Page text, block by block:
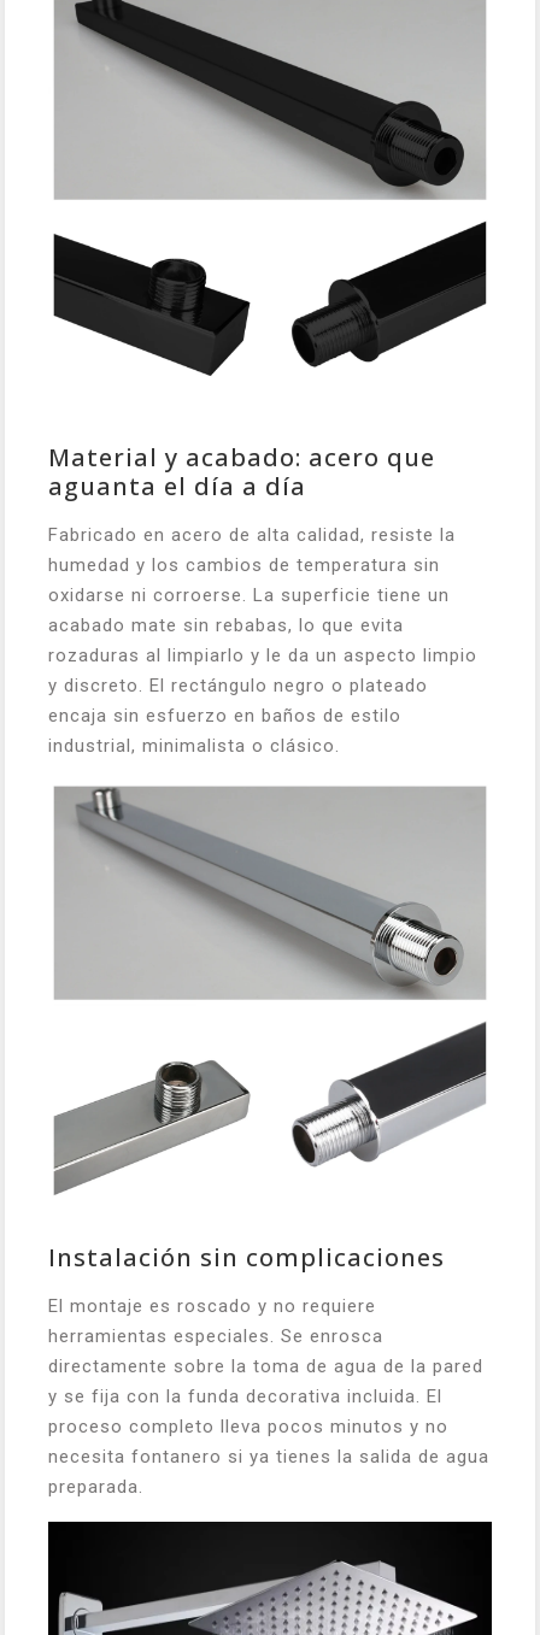
Material y acabado: acero que
aguanta el día a día
Fabricado en acero de alta calidad, resiste la
humedad y los cambios de temperatura sin
oxidarse ni corroerse. La superficie tiene un
acabado mate sin rebabas, lo que evita
rozaduras al limpiarlo y le da un aspecto limpio
y discreto. El rectángulo negro o plateado
encaja sin esfuerzo en baños de estilo
industrial, minimalista o clásico.
Instalación sin complicaciones
El montaje es roscado y no requiere
herramientas especiales. Se enrosca
directamente sobre la toma de agua de la pared
y se fija con la funda decorativa incluida. El
proceso completo lleva pocos minutos y no
necesita fontanero si ya tienes la salida de agua
preparada.